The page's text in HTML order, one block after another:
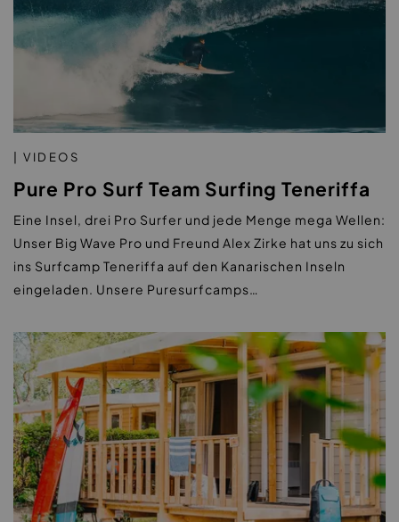
| VIDEOS
Pure Pro Surf Team Surfing Teneriffa
Eine Insel, drei Pro Surfer und jede Menge mega Wellen:
Unser Big Wave Pro und Freund Alex Zirke hat uns zu sich
ins Surfcamp Teneriffa auf den Kanarischen Inseln
eingeladen. Unsere Puresurfcamps…